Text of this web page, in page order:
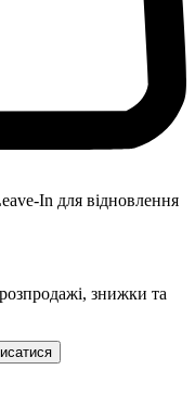
In для відновлення
знижки та